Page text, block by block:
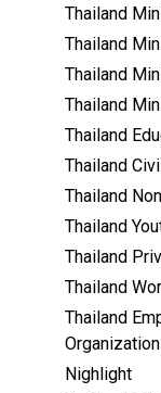
Thailand
Thailand
Thailand
Thailand
Thailand
Thailand
Thailand
Thailand
Thailand
Thailand
Thailand
Nighlight